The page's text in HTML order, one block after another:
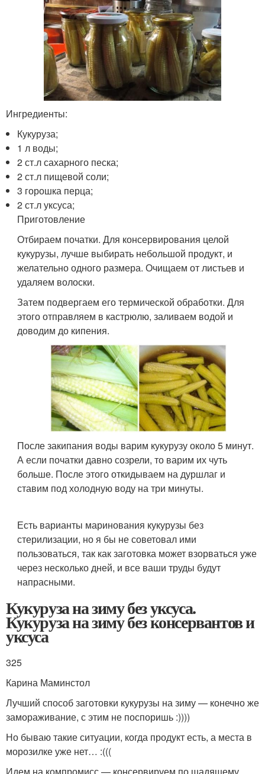
Ингредиенты:
Кукуруза;
1 л воды;
2 ст.л сахарного песка;
2 ст.л пищевой соли;
3 горошка перца;
2 ст.л уксуса;
Приготовление
Отбираем початки. Для консервирования целой
кукурузы, лучше выбирать небольшой продукт, и
желательно одного размера. Очищаем от листьев и
удаляем волоски.
Затем подвергаем его термической обработки. Для
этого отправляем в кастрюлю, заливаем водой и
доводим до кипения.
После закипания воды варим кукурузу около 5 минут.
А если початки давно созрели, то варим их чуть
больше. После этого откидываем на дуршлаг и
ставим под холодную воду на три минуты.
Есть варианты маринования кукурузы без
стерилизации, но я бы не советовал ими
пользоваться, так как заготовка может взорваться уже
через несколько дней, и все ваши труды будут
напрасными.
Кукуруза на зиму без уксуса.
Кукуруза на зиму без консервантов и
уксуса
325
Карина Маминстол
Лучший способ заготовки кукурузы на зиму — конечно же
замораживание, с этим не поспоришь :))))
Но бываю такие ситуации, когда продукт есть, а места в
морозилке уже нет… :(((
Идем на компромисс — консервируем по щадящему